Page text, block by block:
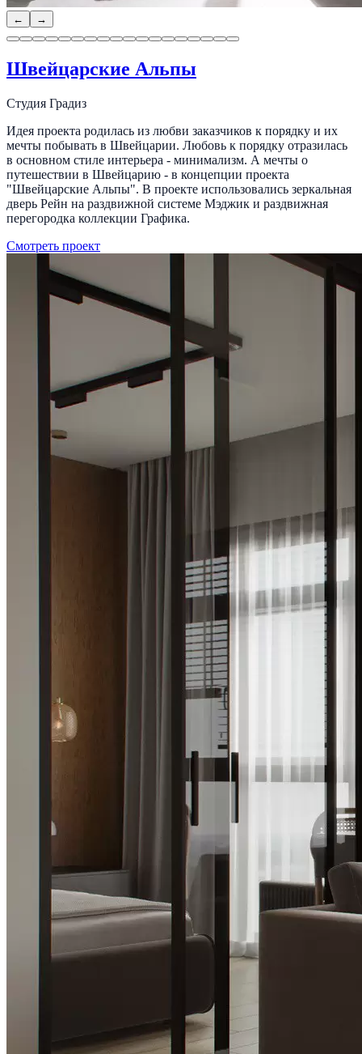
← →
Швейцарские Альпы
Студия Градиз
Идея проекта родилась из любви заказчиков к порядку и их
мечты побывать в Швейцарии. Любовь к порядку отразилась
в основном стиле интерьера - минимализм. А мечты о
путешествии в Швейцарию - в концепции проекта
"Швейцарские Альпы". В проекте использовались зеркальная
дверь Рейн на раздвижной системе Мэджик и раздвижная
перегородка коллекции Графика.
Смотреть проект